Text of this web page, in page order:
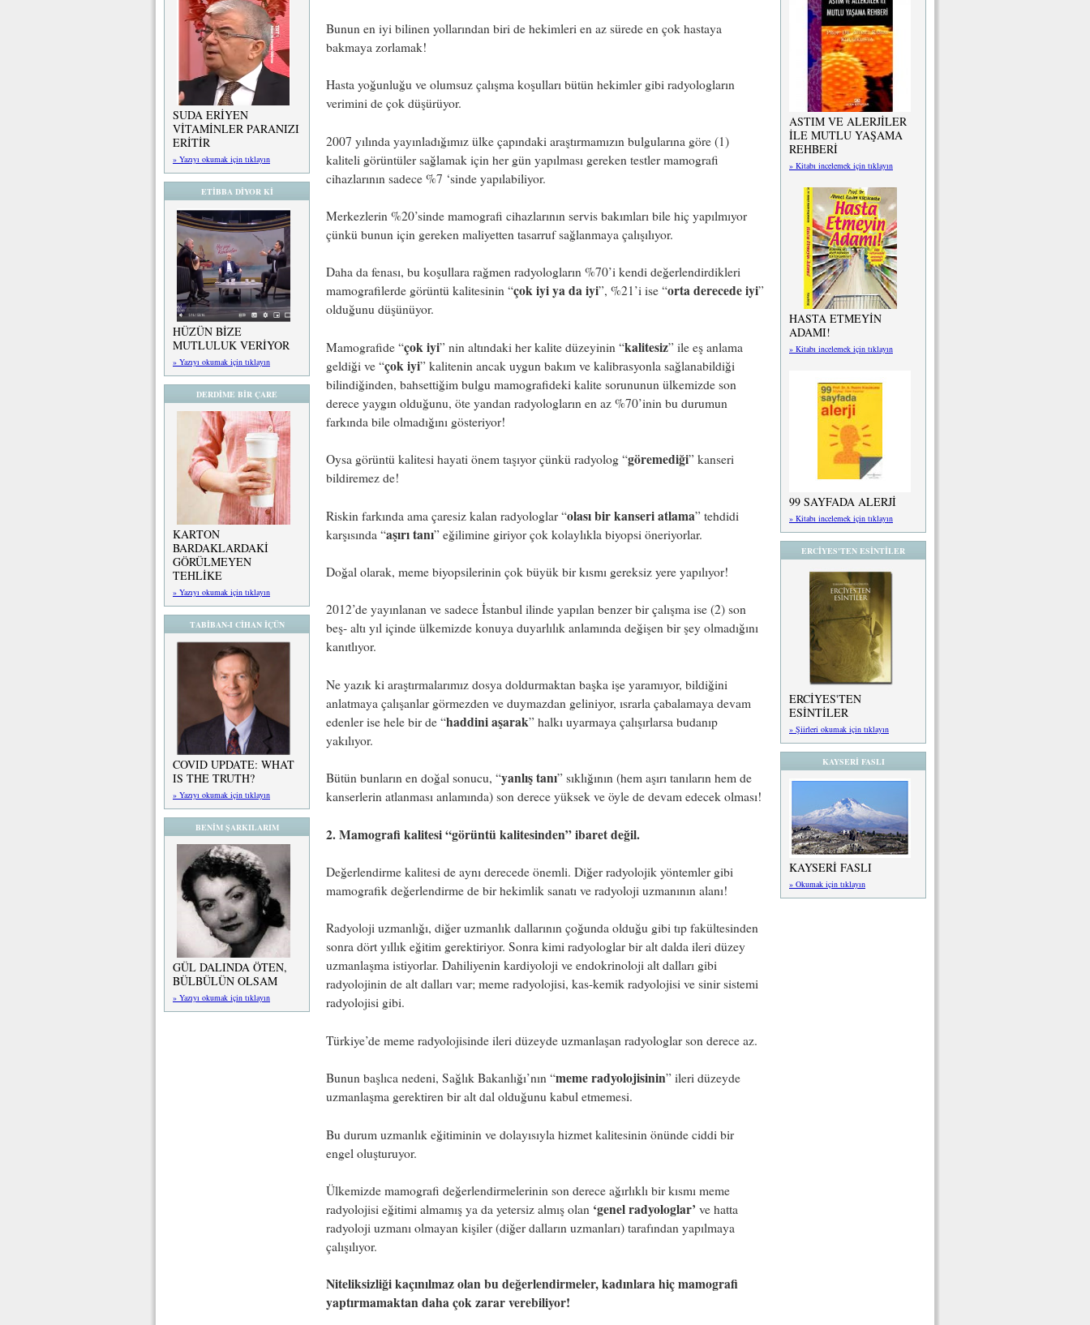
SUDA ERİYEN
VİTAMİNLER PARANIZI
ERİTİR
» Yazıyı okumak için tıklayın
ETİBBA DİYOR Kİ
HÜZÜN BİZE
MUTLULUK VERİYOR
» Yazıyı okumak için tıklayın
DERDİME BİR ÇARE
KARTON
BARDAKLARDAKİ
GÖRÜLMEYEN
TEHLİKE
» Yazıyı okumak için tıklayın
TABİBAN-I CİHAN İÇÜN
COVID UPDATE: WHAT
IS THE TRUTH?
» Yazıyı okumak için tıklayın
BENİM ŞARKILARIM
GÜL DALINDA ÖTEN,
BÜLBÜLÜN OLSAM
» Yazıyı okumak için tıklayın
Bunun en iyi bilinen yollarından biri de hekimleri en az sürede en çok hastaya
bakmaya zorlamak!
Hasta yoğunluğu ve olumsuz çalışma koşulları bütün hekimler gibi radyologların
verimini de çok düşürüyor.
2007 yılında yayınladığımız ülke çapındaki araştırmamızın bulgularına göre (1)
kaliteli görüntüler sağlamak için her gün yapılması gereken testler mamografi
cihazlarının sadece %7 ‘sinde yapılabiliyor.
Merkezlerin %20’sinde mamografi cihazlarının servis bakımları bile hiç yapılmıyor
çünkü bunun için gereken maliyetten tasarruf sağlanmaya çalışılıyor.
Daha da fenası, bu koşullara rağmen radyologların %70’i kendi değerlendirdikleri
mamografilerde görüntü kalitesinin “çok iyi ya da iyi”, %21’i ise “orta derecede iyi”
olduğunu düşünüyor.
Mamografide “çok iyi” nin altındaki her kalite düzeyinin “kalitesiz” ile eş anlama
geldiği ve “çok iyi” kalitenin ancak uygun bakım ve kalibrasyonla sağlanabildiği
bilindiğinden, bahsettiğim bulgu mamografideki kalite sorununun ülkemizde son
derece yaygın olduğunu, öte yandan radyologların en az %70’inin bu durumun
farkında bile olmadığını gösteriyor!
Oysa görüntü kalitesi hayati önem taşıyor çünkü radyolog “göremediği” kanseri
bildiremez de!
Riskin farkında ama çaresiz kalan radyologlar “olası bir kanseri atlama” tehdidi
karşısında “aşırı tanı” eğilimine giriyor çok kolaylıkla biyopsi öneriyorlar.
Doğal olarak, meme biyopsilerinin çok büyük bir kısmı gereksiz yere yapılıyor!
2012’de yayınlanan ve sadece İstanbul ilinde yapılan benzer bir çalışma ise (2) son
beş- altı yıl içinde ülkemizde konuya duyarlılık anlamında değişen bir şey olmadığını
kanıtlıyor.
Ne yazık ki araştırmalarımız dosya doldurmaktan başka işe yaramıyor, bildiğini
anlatmaya çalışanlar görmezden ve duymazdan geliniyor, ısrarla çabalamaya devam
edenler ise hele bir de “haddini aşarak” halkı uyarmaya çalışırlarsa budanıp
yakılıyor.
Bütün bunların en doğal sonucu, “yanlış tanı” sıklığının (hem aşırı tanıların hem de
kanserlerin atlanması anlamında) son derece yüksek ve öyle de devam edecek olması!
2. Mamografi kalitesi “görüntü kalitesinden” ibaret değil.
Değerlendirme kalitesi de aynı derecede önemli. Diğer radyolojik yöntemler gibi
mamografik değerlendirme de bir hekimlik sanatı ve radyoloji uzmanının alanı!
Radyoloji uzmanlığı, diğer uzmanlık dallarının çoğunda olduğu gibi tıp fakültesinden
sonra dört yıllık eğitim gerektiriyor. Sonra kimi radyologlar bir alt dalda ileri düzey
uzmanlaşma istiyorlar. Dahiliyenin kardiyoloji ve endokrinoloji alt dalları gibi
radyolojinin de alt dalları var; meme radyolojisi, kas-kemik radyolojisi ve sinir sistemi
radyolojisi gibi.
Türkiye’de meme radyolojisinde ileri düzeyde uzmanlaşan radyologlar son derece az.
Bunun başlıca nedeni, Sağlık Bakanlığı’nın “meme radyolojisinin” ileri düzeyde
uzmanlaşma gerektiren bir alt dal olduğunu kabul etmemesi.
Bu durum uzmanlık eğitiminin ve dolayısıyla hizmet kalitesinin önünde ciddi bir
engel oluşturuyor.
Ülkemizde mamografi değerlendirmelerinin son derece ağırlıklı bir kısmı meme
radyolojisi eğitimi almamış ya da yetersiz almış olan ‘genel radyologlar’ ve hatta
radyoloji uzmanı olmayan kişiler (diğer dalların uzmanları) tarafından yapılmaya
çalışılıyor.
Niteliksizliği kaçınılmaz olan bu değerlendirmeler, kadınlara hiç mamografi
yaptırmamaktan daha çok zarar verebiliyor!
ASTIM VE ALERJİLER
İLE MUTLU YAŞAMA
REHBERİ
» Kitabı incelemek için tıklayın
HASTA ETMEYİN
ADAMI!
» Kitabı incelemek için tıklayın
99 SAYFADA ALERJİ
» Kitabı incelemek için tıklayın
ERCİYES'TEN ESİNTİLER
ERCİYES'TEN
ESİNTİLER
» Şiirleri okumak için tıklayın
KAYSERİ FASLI
KAYSERİ FASLI
» Okumak için tıklayın